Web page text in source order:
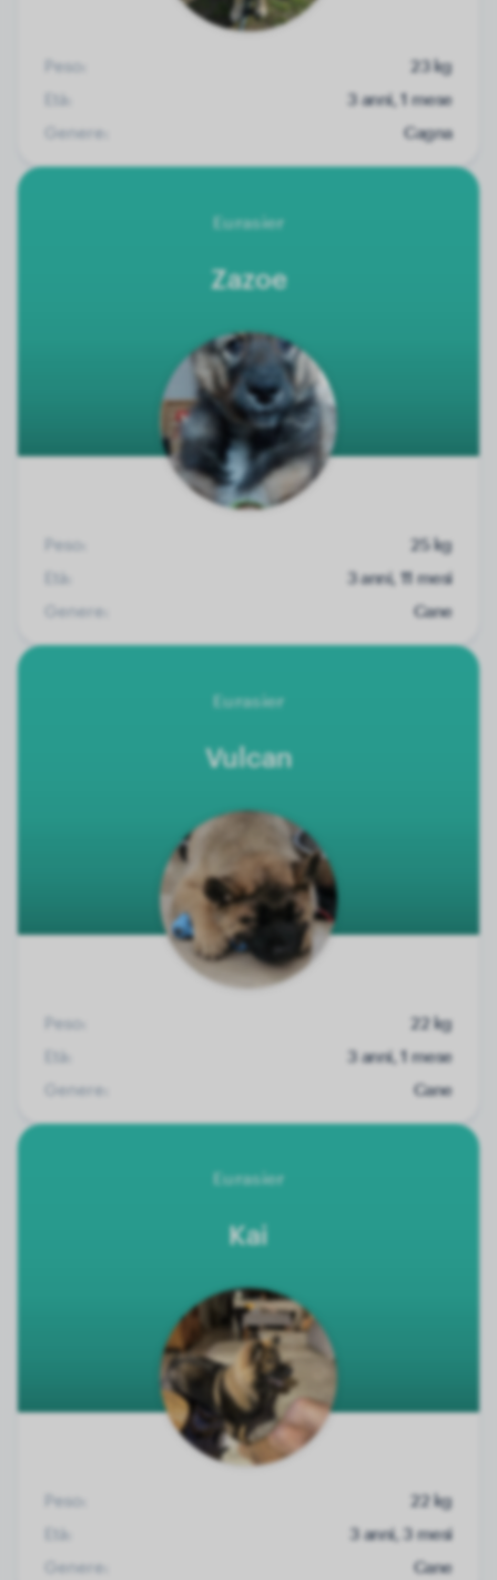
Peso:
23 kg
Età:
3 anni, 1 mese
Genere:
Cagna
Eurasier
Zazoe
Peso:
25 kg
Età:
3 anni, 11 mesi
Genere:
Cane
Eurasier
Vulcan
Peso:
22 kg
Età:
3 anni, 1 mese
Genere:
Cane
Eurasier
Kai
Peso:
22 kg
Età:
3 anni, 3 mesi
Genere:
Cane